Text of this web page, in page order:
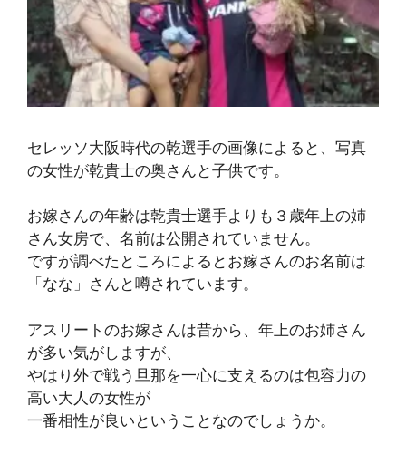
セレッソ大阪時代の乾選手の画像によると、写真
の女性が乾貴士の奥さんと子供です。
お嫁さんの年齢は乾貴士選手よりも３歳年上の姉
さん女房で、名前は公開されていません。
ですが調べたところによるとお嫁さんのお名前は
「なな」さんと噂されています。
アスリートのお嫁さんは昔から、年上のお姉さん
が多い気がしますが、
やはり外で戦う旦那を一心に支えるのは包容力の
高い大人の女性が
一番相性が良いということなのでしょうか。